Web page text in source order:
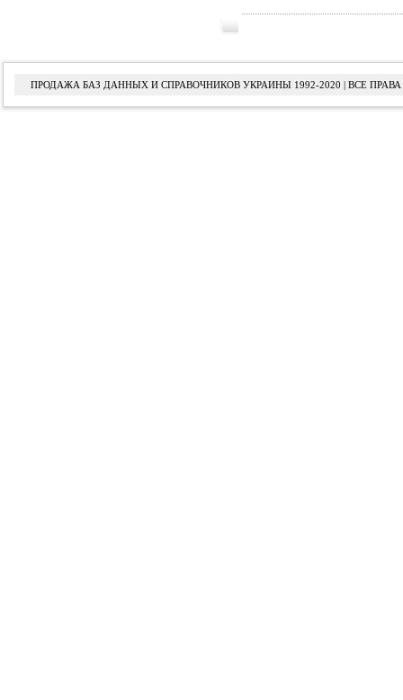
ПРОДАЖА БАЗ ДАННЫХ И СПРАВОЧНИКОВ УКРАИНЫ 1992-2020 | ВСЕ